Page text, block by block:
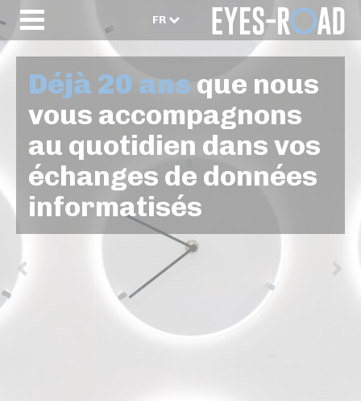
Déjà 20 ans que nous
vous accompagnons
au quotidien dans vos
échanges de données
informatisés
FR